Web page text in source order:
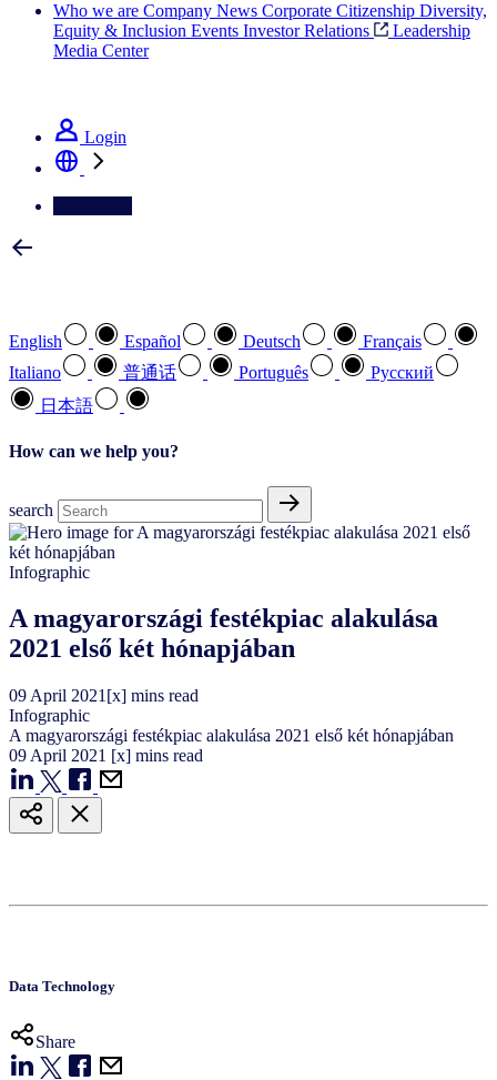
Who we are Company News Corporate Citizenship Diversity,
Equity & Inclusion Events Investor Relations
Leadership
Media Center
Login
English Español Deutsch
Français
Italiano
普通话 Português
Pусский
日本語
How can we help you?
search
Infographic
A magyarországi festékpiac alakulása
2021 első két hónapjában
09 April 2021 [x] mins read
Infographic
A magyarországi festékpiac alakulása 2021 első két hónapjában
09 April 2021 [x] mins read
Data Technology
Share